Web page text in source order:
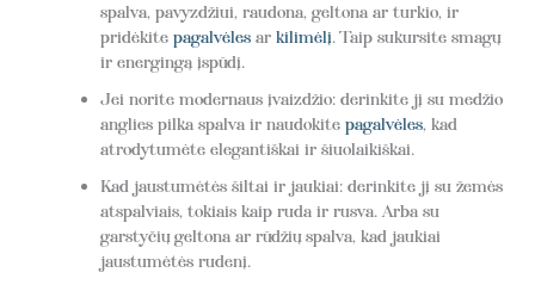
spalva, pavyzdžiui, raudona, geltona ar turkio, ir
pridėkite pagalvėlesar kilimėlį. Taip sukursite smagų
ir energingą įspūdį.
Jei norite modernaus įvaizdžio: derinkite jį su medžio
anglies pilka spalva ir naudokite pagalvėles, kad
atrodytumėte elegantiškai ir šiuolaikiškai.
Kad jaustumėtės šiltai ir jaukiai: derinkite jį su žemės
atspalviais, tokiais kaip ruda ir rusva. Arba su
garstyčių geltona ar rūdžių spalva, kad jaukiai
jaustumėtės rudenį.